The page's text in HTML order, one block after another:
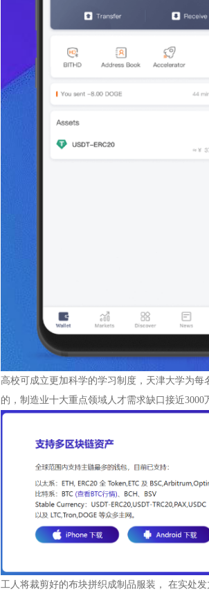
高校可成立更加科学的学习制度，天津大学为
的，制造业十大重点领域人才需求缺口接近3000
工人将裁剪好的布块拼织成制品服装， 在实处发